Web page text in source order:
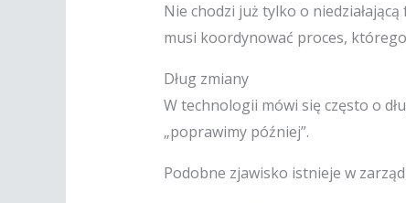
Nie chodzi już tylko o
musi koordynować proces,
Dług zmiany
W technologii mówi się często o
„poprawimy później”.
Podobne zjawisko istnieje w